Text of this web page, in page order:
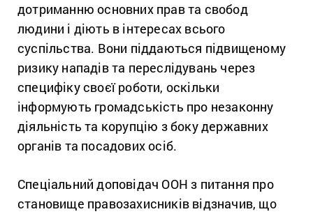
дотриманню основних прав та свобод
людини і діють в інтересах всього
суспільства. Вони піддаються підвищеному
ризику нападів та переслідувань через
специфіку своєї роботи, оскільки
інформують громадськість про незаконну
діяльність та корупцію з боку державних
органів та посадових осіб.
Спеціальний доповідач ООН з питання про
становище правозахисників відзначив, що